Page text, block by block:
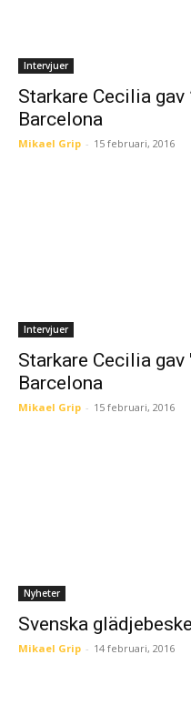
Intervjuer
Starkare Cecilia gav
Barcelona
Mikael Grip - 15 februari, 2016
Intervjuer
Starkare Cecilia gav
Barcelona
Mikael Grip - 15 februari, 2016
Nyheter
Svenska
Mikael Grip - 14 februari, 2016